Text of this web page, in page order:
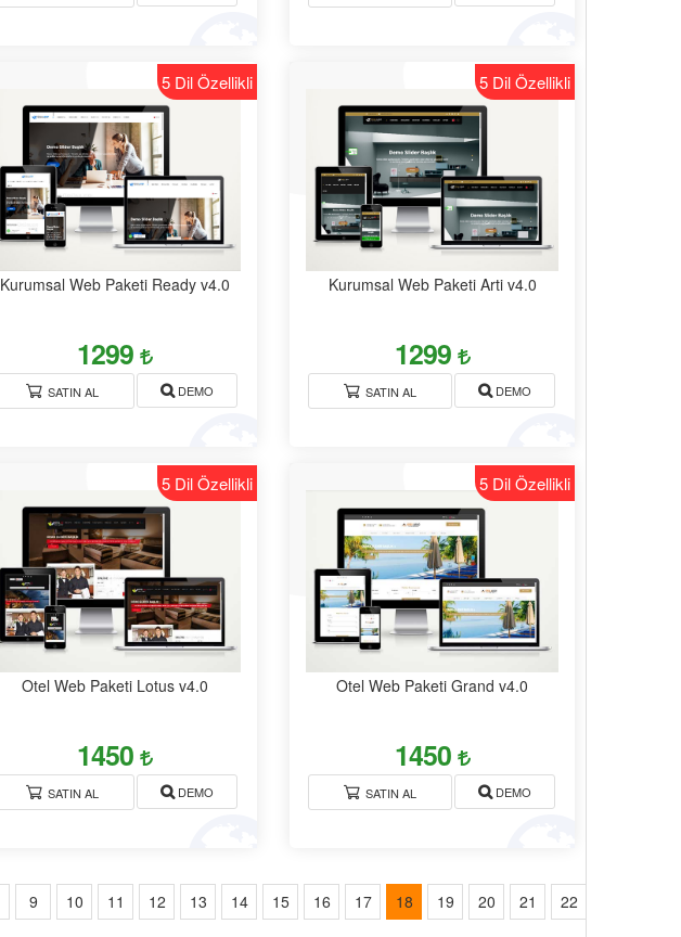
5 Dil Özellikli
Kurumsal Web Paketi Ready v4.0
1299
SATIN AL DEMO
5 Dil Özellikli
Kurumsal Web Paketi Arti v4.0
1299
SATIN AL DEMO
5 Dil Özellikli
Otel Web Paketi Lotus v4.0
1450
SATIN AL DEMO
5 Dil Özellikli
Otel Web Paketi Grand v4.0
1450
SATIN AL DEMO
9 10 11 12 13 14 15 16 17 18 19 20 21
22